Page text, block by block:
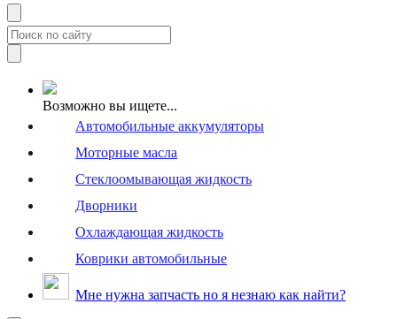
Возможно вы ищете...
Автомобильные аккумуляторы
Моторные масла
Стеклоомывающая жидкость
Дворники
Охлаждающая жидкость
Коврики автомобильные
Мне нужна запчасть но я незнаю как найти?